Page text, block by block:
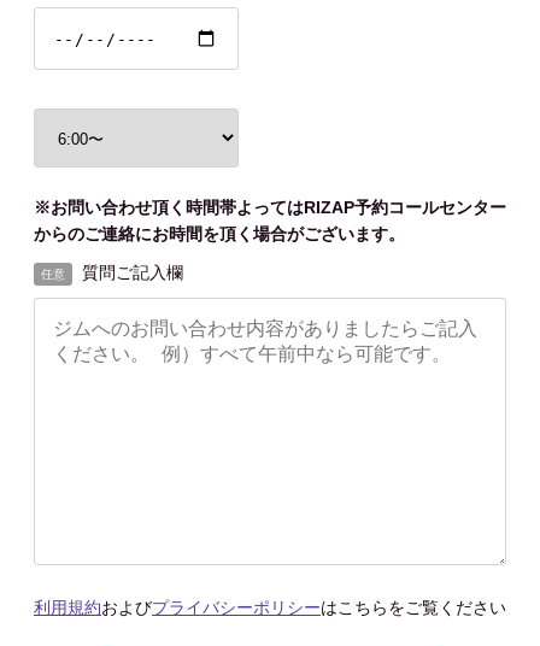
※お問い合わせ頂く時間帯よってはRIZAP予約コールセンター
からのご連絡にお時間を頂く場合がございます。
任意 質問ご記入欄
利用規約およびプライバシーポリシーはこちらをご覧ください